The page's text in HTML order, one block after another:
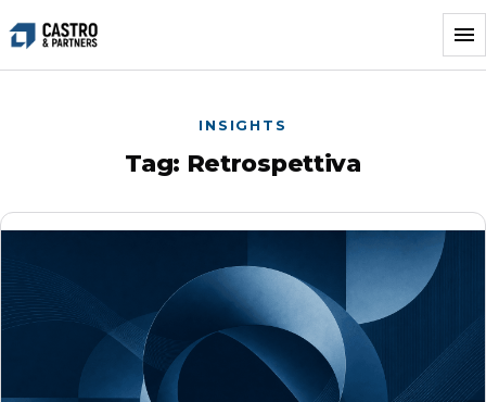
al
INSIGHTS
Tag: Retrospettiva